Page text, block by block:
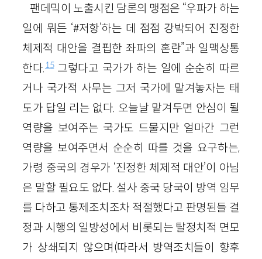
팬데믹이 노출시킨 담론의 맹점은 “우파가 하는
일에 뭐든 ‘#저항’하는 데 점점 강박되어 진정한
체제적 대안을 결핍한 좌파의 혼란”과 일맥상통
한다.15그렇다고 국가가 하는 일에 순순히 따르
거나 국가적 사무는 그저 국가에 맡겨놓자는 태
도가 답일 리는 없다. 오늘날 맡겨두면 안심이 될
역량을 보여주는 국가도 드물지만 얼마간 그런
역량을 보여주면서 순순히 따를 것을 요구하는,
가령 중국의 경우가 ‘진정한 체제적 대안’이 아님
은 말할 필요도 없다. 설사 중국 당국이 방역 임무
를 다하고 통제조치조차 적절했다고 판명된들 결
정과 시행의 일방성에서 비롯되는 탈정치적 면모
가 상쇄되지 않으며(따라서 방역조치들이 향후